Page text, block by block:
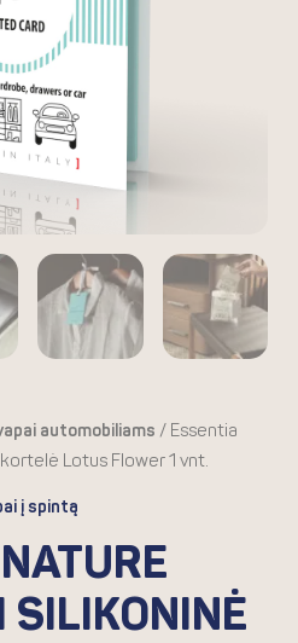
automobiliams / Essentia
Lotus Flower 1 vnt.
į spintą
SILIKONINĖ